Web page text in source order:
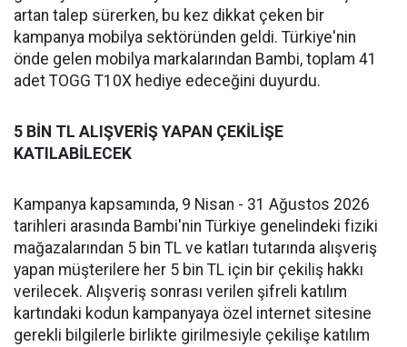
artan talep sürerken, bu kez dikkat çeken bir
kampanya mobilya sektöründen geldi. Türkiye'nin
önde gelen mobilya markalarından Bambi, toplam 41
adet TOGG T10X hediye edeceğini duyurdu.
5 BİN TL ALIŞVERİŞ YAPAN ÇEKİLİŞE
KATILABİLECEK
Kampanya kapsamında, 9 Nisan - 31 Ağustos 2026
tarihleri arasında Bambi'nin Türkiye genelindeki fiziki
mağazalarından 5 bin TL ve katları tutarında alışveriş
yapan müşterilere her 5 bin TL için bir çekiliş hakkı
verilecek. Alışveriş sonrası verilen şifreli katılım
kartındaki kodun kampanyaya özel internet sitesine
gerekli bilgilerle birlikte girilmesiyle çekilişe katılım